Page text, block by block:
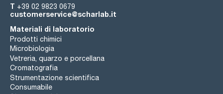
T +39 02 9823 0679
customerservice@scharlab.it
Materiali di laboratorio
Prodotti chimici
Microbiologia
Vetreria, quarzo e porcellana
Cromatografia
Strumentazione scientifica
Consumabile